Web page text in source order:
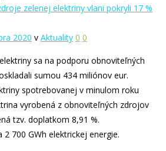
2020 v Aktuality 0 0
sa na podporu obnoviteľných
sumou 434 miliónov eur.
spotrebovanej v minulom roku
vyrobená z obnoviteľných zdrojov
tzv. doplatkom 8,91 %.
700 GWh elektrickej energie.